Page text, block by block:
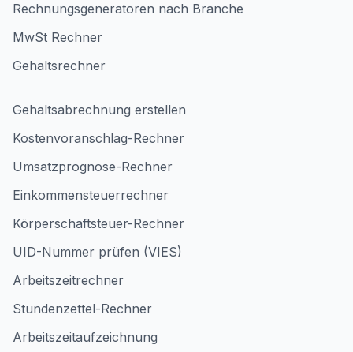
Rechnungsgeneratoren nach Branche
MwSt Rechner
Gehaltsrechner
Gehaltsabrechnung erstellen
Kostenvoranschlag-Rechner
Umsatzprognose-Rechner
Einkommensteuerrechner
Körperschaftsteuer-Rechner
UID-Nummer prüfen (VIES)
Arbeitszeitrechner
Stundenzettel-Rechner
Arbeitszeitaufzeichnung